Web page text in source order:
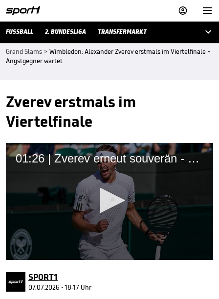


FUSSBALL 2. BUNDESLIGA TRANSFERMARKT 
Grand Slams > Wimbledon: Alexander Zverev erstmals im Viertelfinale -
Angstgegner wartet
Zverev erstmals im
Viertelfinale
01:26 | Zverev erneut souverän - Sensationssieg bei den Damen
seconds
of
minute,
SPORT1
07.07.2026 • 18:17 Uhr